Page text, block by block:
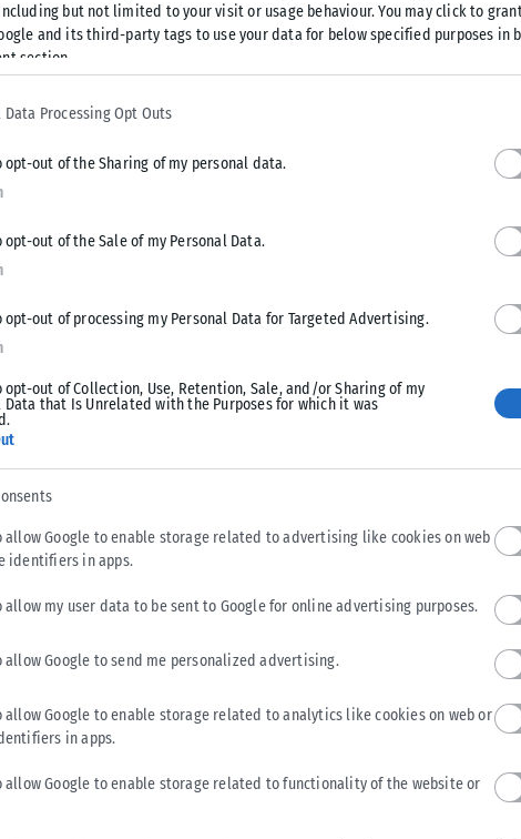
but not limited to your visit or usage behaviour. You may click to
and its third-party tags to use your data for below specified purposes in
section.
Data Processing Opt Outs
opt-out of the Sharing of my personal data.
opt-out of the Sale of my Personal Data.
opt-out of processing my Personal Data for Targeted Advertising.
opt-out of Collection, Use, Retention, Sale, and/or Sharing of my
Data that Is Unrelated with the Purposes for which it was
allow Google to enable storage related to advertising like cookies on web
identifiers in apps.
allow my user data to be sent to Google for online advertising purposes.
allow Google to send me personalized advertising.
allow Google to enable storage related to analytics like cookies on web or
in apps.
allow Google to enable storage related to functionality of the website or
σημείωσε ότι η επείγουσα ανάγκη της
της κρίσης που δημιούργησε η εισβολή της Ρωσίας
τον οδικό χάρτη προς την επίτευξη των στόχων του Fit
όμως, ανέδειξε με ακόμα μεγαλύτερη ένταση την εν
διπλή: όχι μόνο η προστασία του περιβάλλοντος, αλλά
του πολέμου, η Ελλάδα είχε θέσει φιλόδοξους στόχους
στην 7η θέση διεθνώς το 2021 από πλευράς
καιρό, για πρώτη φορά στα χρονικά, η καθαρή ενέργεια
ώρες, στέλνοντας ένα ισχυρό σήμα για το πού
στην ίδια κατεύθυνση και γι’ αυτό αναθεωρούμε τον
στο 80% στο τέλος της δεκαετίας (από 65%
για πλήρη εξάλειψη του λιγνίτη από το ενεργειακό
παραμένει, υπενθυμίζοντας τους βασικούς
που θα κινητοποιήσει κεφάλαια πάνω από 5 δισ. ευρώ
λιγνιτικές περιοχές της Δυτικής Μακεδονίας και της
στα ειδικά προγράμματα που έχει σχεδιάσει η
απασχόλησης στις περιοχές αυτές.
το εργατικό μας δυναμικό για την πράσινη μετάβαση με
εδώ και χρόνια έλλειμμα στις ψηφιακές και
για τη μεταρρύθμιση του συστήματος
αντιμετώπιση αυτού του προβλήματος». Ο κ. Χατζηδάκης
η ΔΥΠΑ, με χρηματοδότηση από το ΕΣΠΑ και το
700.000 ανέργων και εργαζομένων τα επόμενα
στο επίκεντρο και των ενεργητικών προγραμμάτων